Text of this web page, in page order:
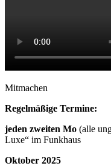
Mitmachen
Regelmäßige Termine:
jeden zweiten Mo (alle
Luxe“ im Funkhaus
Oktober 2025